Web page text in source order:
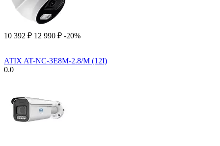
10 392 ₽ 12 990 ₽ -20%
ATIX AT-NC-3E8M-2.8/M (12I)
0.0